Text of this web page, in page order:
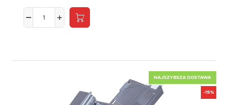
NAJSZYBSZA DOSTAWA
-15%